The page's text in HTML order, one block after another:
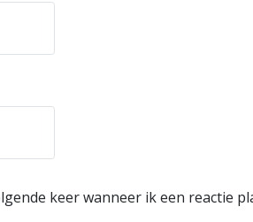
keer wanneer ik een reactie